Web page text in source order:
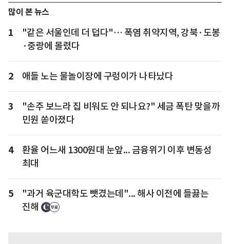
많이 본 뉴스
1
"같은 서울인데 더 덥다"… 폭염 취약지역, 강북·도봉
·중랑에 몰렸다
2 애들 노는 물놀이장에 구렁이가 나타났다
3
"손주 보느라 집 비워도 안 되나요?" 세금 폭탄 맞을까
민원 쏟아졌다
4
환율 어느새 1300원대 눈앞... 금융위기 이후 변동성
최대
5
"과거 육군대학도 뺏겼는데"... 해사 이전에 들끓는
진해